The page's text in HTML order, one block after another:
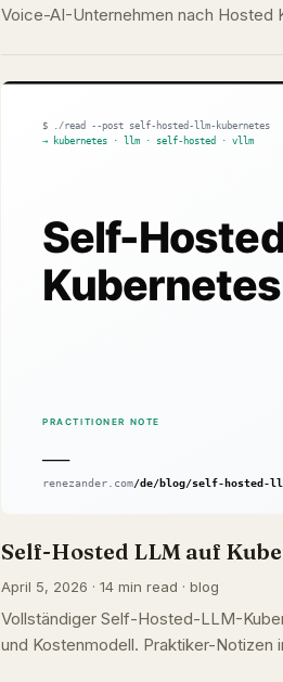
Voice-AI-Unternehmen nach Hosted
Self-Hosted LLM auf
April 5, 2026 · 14 min read · blog
Vollständiger Self-Hosted-LLM-
und Kostenmodell. Praktiker-Notizen